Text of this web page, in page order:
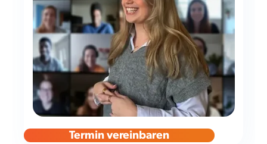
Termin vereinbaren